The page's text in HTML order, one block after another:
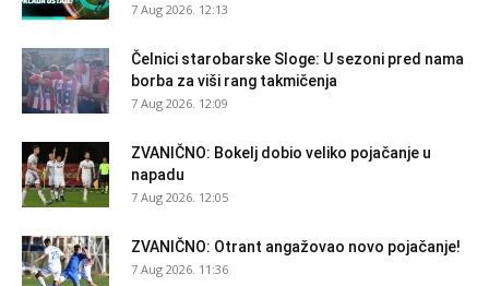
7 Aug 2026. 12:13
Čelnici starobarske Sloge: U sezoni pred nama
borba za viši rang takmičenja
7 Aug 2026. 12:09
ZVANIČNO: Bokelj dobio veliko pojačanje u
napadu
7 Aug 2026. 12:05
ZVANIČNO: Otrant angažovao novo pojačanje!
7 Aug 2026. 11:36